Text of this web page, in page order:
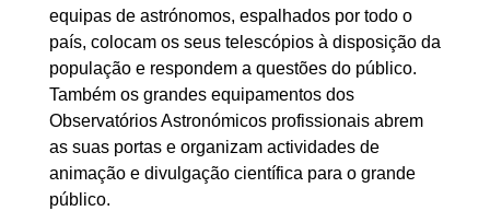
equipas de astrónomos, espalhados por todo o
país, colocam os seus telescópios à disposição da
população e respondem a questões do público.
Também os grandes equipamentos dos
Observatórios Astronómicos profissionais abrem
as suas portas e organizam actividades de
animação e divulgação científica para o grande
público.